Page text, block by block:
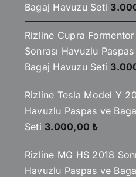
Bagaj Havuzu Seti
Rizline Cupra
Sonrası Havuzlu
Bagaj Havuzu Seti
Rizline Tesla Model Y
Havuzlu Paspas ve
Seti 3.000,00 ₺
Rizline MG HS 2018
Havuzlu Paspas ve